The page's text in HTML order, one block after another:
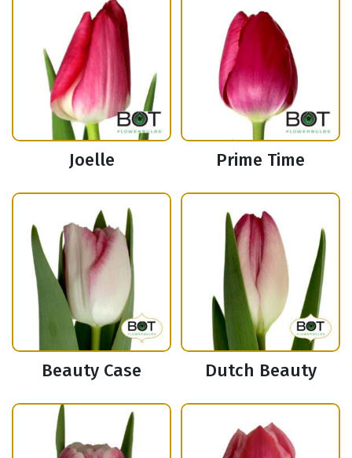
Joelle Prime Time
Beauty Case Dutch Beauty